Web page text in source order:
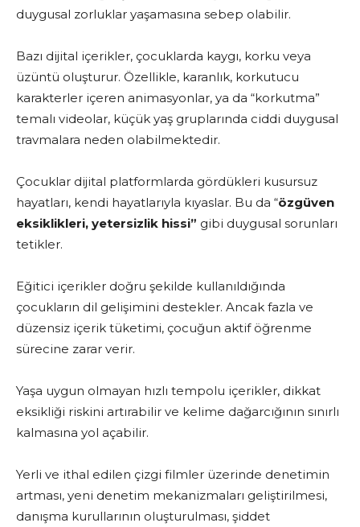
duygusal zorluklar yaşamasına sebep olabilir.
Bazı dijital içerikler, çocuklarda kaygı, korku veya
üzüntü oluşturur. Özellikle, karanlık, korkutucu
karakterler içeren animasyonlar, ya da “korkutma”
temalı videolar, küçük yaş gruplarında ciddi duygusal
travmalara neden olabilmektedir.
Çocuklar dijital platformlarda gördükleri kusursuz
hayatları, kendi hayatlarıyla kıyaslar. Bu da “özgüven
eksiklikleri, yetersizlik hissi” gibi duygusal sorunları
tetikler.
Eğitici içerikler doğru şekilde kullanıldığında
çocukların dil gelişimini destekler. Ancak fazla ve
düzensiz içerik tüketimi, çocuğun aktif öğrenme
sürecine zarar verir.
Yaşa uygun olmayan hızlı tempolu içerikler, dikkat
eksikliği riskini artırabilir ve kelime dağarcığının sınırlı
kalmasına yol açabilir.
Yerli ve ithal edilen çizgi filmler üzerinde denetimin
artması, yeni denetim mekanizmaları geliştirilmesi,
danışma kurullarının oluşturulması, şiddet